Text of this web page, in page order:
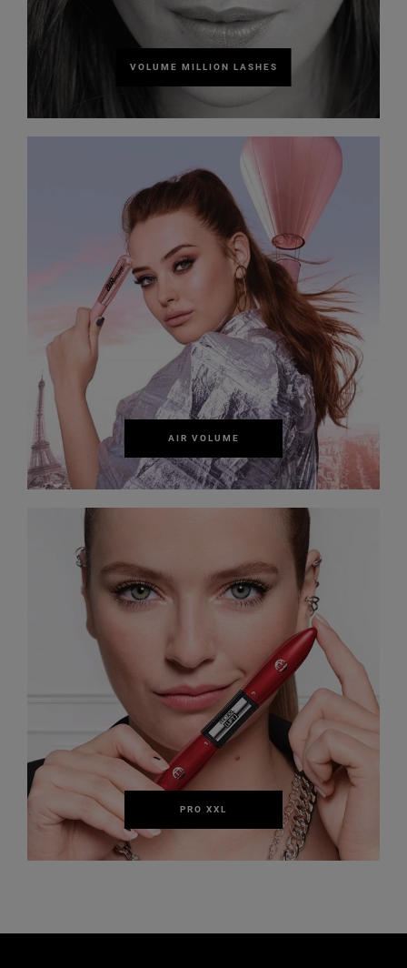
VOLUME MILLION LASHES
AIR VOLUME
PRO XXL